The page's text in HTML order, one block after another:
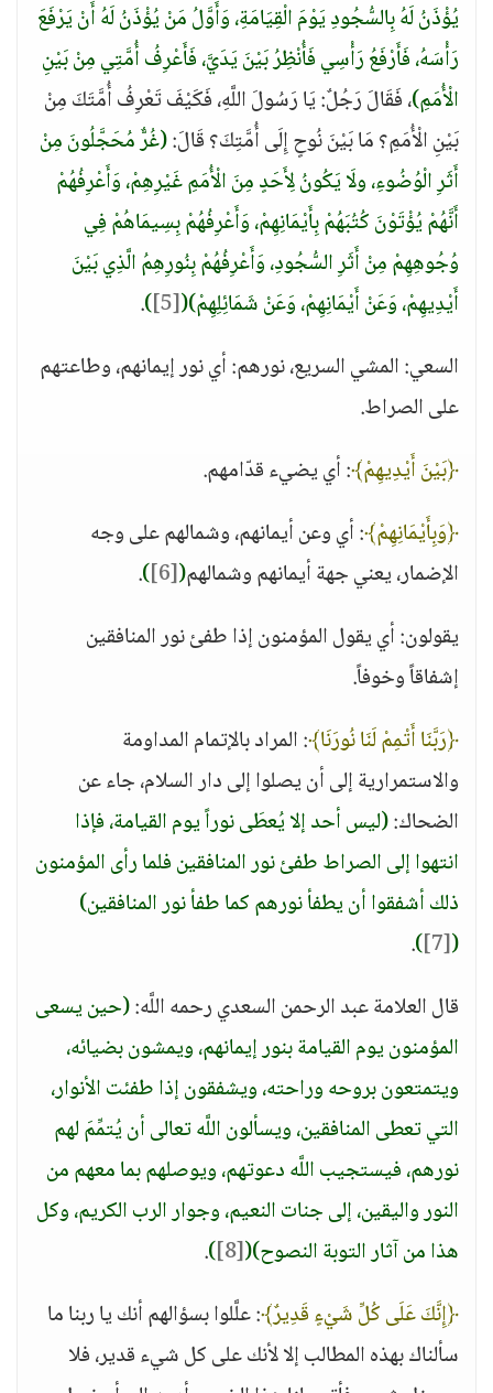
يُؤْذَنُ لَهُ بِالسُّجُودِ يَوْمَ الْقِيَامَةِ، وَأَوَّلُ مَنْ يُؤْذَنُ لَهُ أَنْ يَرْفَعَ
رَأْسَهُ، فَأَرْفَعُ رَأْسِي فَأُنْظِرُ بَيْنَ يَدَيَّ، فَأَعْرِفُ أُمَّتِي مِنْ بَيْنِ
الْأُمَمِ)، فَقَالَ رَجُلٌ: يَا رَسُولَ اللَّهِ، فَكَيْفَ تَعْرِفُ أُمَّتَكَ مِنْ
بَيْنِ الْأُمَمِ؟ مَا بَيْنَ نُوحٍ إِلَى أُمَّتِكَ؟ قَالَ:(غُرٌّ مُحَجَّلُونَ مِنْ
أَثَرِ الْوُضُوءِ، ولَا يَكُونُ لِأَحَدٍ مِنَ الْأُمَمِ غَيْرِهِمْ، وَأَعْرِفُهُمْ
أَنَّهُمْ يُؤْتَوْنَ كُتُبَهُمْ بِأَيْمَانِهِمْ، وَأَعْرِفُهُمْ بِسِيمَاهُمْ فِي
وُجُوهِهِمْ مِنْ أَثَرِ السُّجُودِ، وَأَعْرِفُهُمْ بِنُورِهِمُ الَّذِي بَيْنَ
أَيْدِيهِمْ، وَعَنْ أَيْمَانِهِمْ، وَعَنْ شَمَائِلِهِمْ)(
[5]
)
.
السعي: المشي السريع، نورهم: أي نور إيمانهم، وطاعتهم
على الصراط.
﴿بَيْنَ أَيْدِيهِمْ﴾: أي يضيء قدّامهم.
﴿وَبِأَيْمَانِهِمْ﴾: أي وعن أيمانهم، وشمالهم على وجه
الإضمار، يعني جهة أيمانهم وشمالهم(
[6]
)
.
يقولون: أي يقول المؤمنون إذا طفئ نور المنافقين
إشفاقاً وخوفاً.
﴿رَبَّنَا أَتْمِمْ لَنَا نُورَنَا﴾: المراد بالإتمام المداومة
والاستمرارية إلى أن يصلوا إلى دار السلام، جاء عن
الضحاك:(ليس أحد إلا يُعطَى نوراً يوم القيامة، فإذا
انتهوا إلى الصراط طفئ نور المنافقين فلما رأى المؤمنون
ذلك أشفقوا أن يطفأ نورهم كما طفأ نور المنافقين)
(
[7]
)
.
قال العلامة عبد الرحمن السعدي رحمه اللَّه:(حين يسعى
المؤمنون يوم القيامة بنور إيمانهم، ويمشون بضيائه،
ويتمتعون بروحه وراحته، ويشفقون إذا طفئت الأنوار،
التي تعطى المنافقين، ويسألون اللَّه تعالى أن يُتمِّمَ لهم
نورهم، فيستجيب اللَّه دعوتهم، ويوصلهم بما معهم من
النور واليقين، إلى جنات النعيم، وجوار الرب الكريم، وكل
هذا من آثار التوبة النصوح)(
[8]
)
.
﴿إِنَّكَ عَلَى كُلِّ شَيْءٍ قَدِيرٌ﴾: علَّلوا بسؤالهم أنك يا ربنا ما
سألناك بهذه المطالب إلا لأنك على كل شيء قدير، فلا